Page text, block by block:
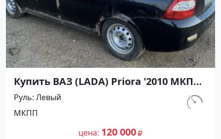
Купить ВАЗ (LADA) Priora '2010 МКПП
(1600/98 л.с.) Бензин инжектор
Смоленская цвет Черный Хетчбэк по
цене 120000 рублей, объявление
№27366 на сайте Авторынок23
км.
Руль Левый
МКПП
цена 120 000